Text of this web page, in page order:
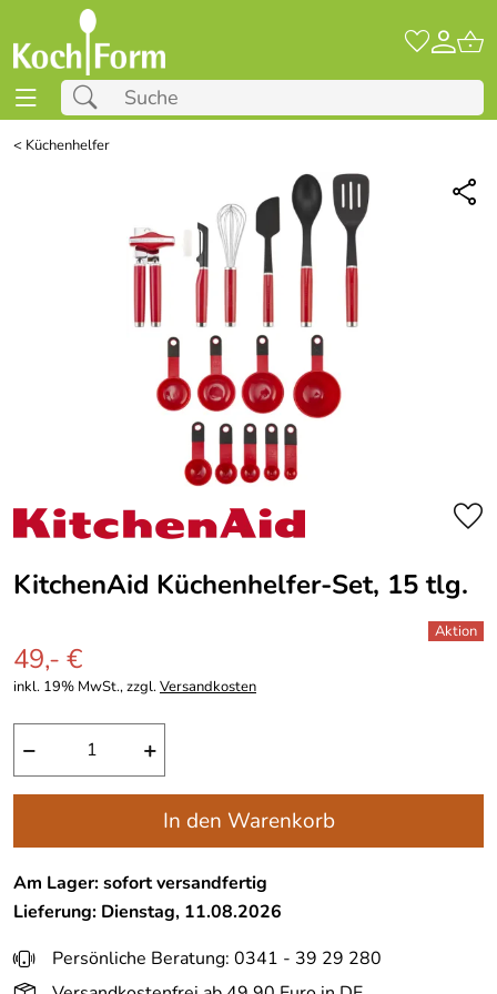
< Küchenhelfer
KitchenAid Küchenhelfer-Set, 15 tlg.
49,- €
inkl. 19% MwSt., zzgl.Versandkosten
− +
In den Warenkorb
Am Lager: sofort versandfertig
Lieferung: Dienstag, 11.08.2026
Persönliche Beratung: 0341 - 39 29 280